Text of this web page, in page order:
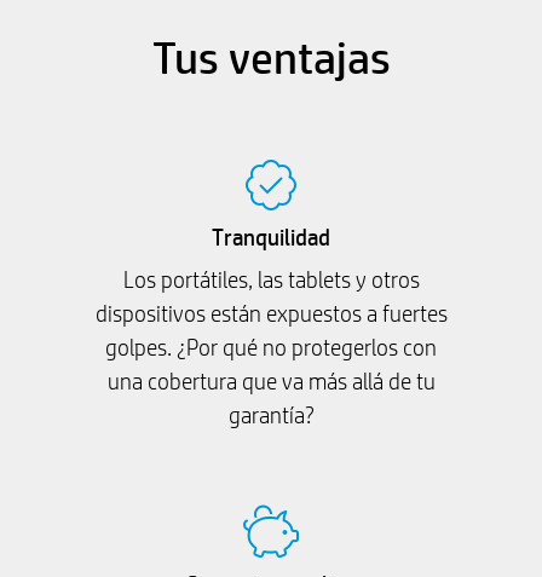
Tus ventajas
Tranquilidad
Los portátiles, las tablets y otros
dispositivos están expuestos a fuertes
golpes. ¿Por qué no protegerlos con
una cobertura que va más allá de tu
garantía?